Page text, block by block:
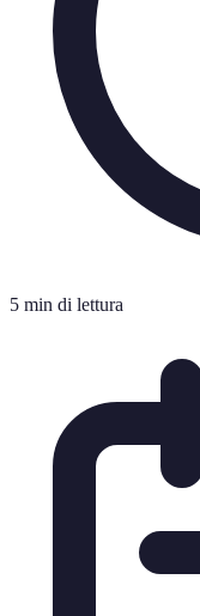
5 min di lettura